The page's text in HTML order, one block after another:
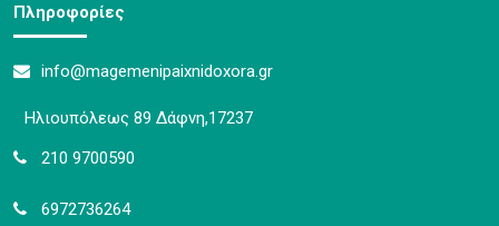
Πληροφορίες
info@magemenipaixnidoxora.gr
Ηλιουπόλεως 89 Δάφνη,17237
210 9700590
6972736264